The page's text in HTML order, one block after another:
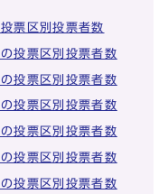
票区別投票者数
投票区別投票者数
投票区別投票者数
投票区別投票者数
投票区別投票者数
投票区別投票者数
投票区別投票者数